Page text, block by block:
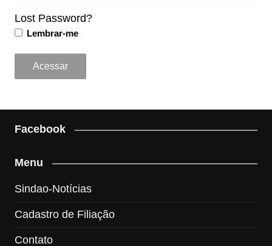
Lost Password?
Lembrar-me
Facebook
Menu
Sindao-Notícias
Cadastro de Filiação
Contato